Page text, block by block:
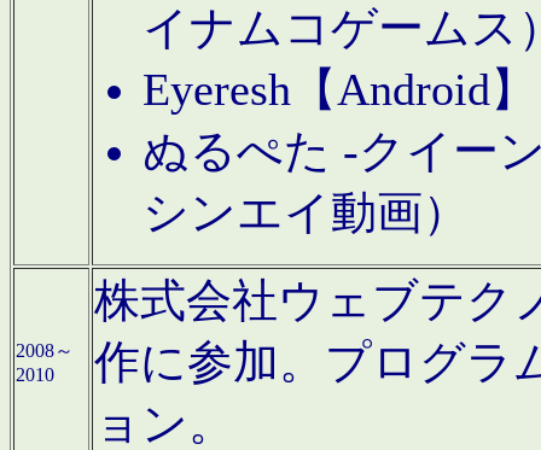
イナムコゲームス
Eyeresh【Android
ぬるぺた -クイー
シンエイ動画）
2008～
2010
株式会社ウェブテク
作に参加。プログラ
ョン。